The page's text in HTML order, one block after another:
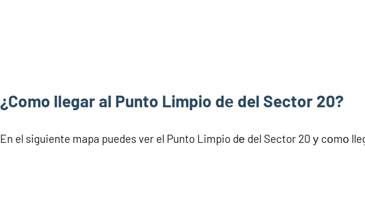
¿Como llegar al Punto Limpio dе del Sector 20?
En el siguiente mapa puedes ver el Punto Limpio dе del Sector 20 у cοmο